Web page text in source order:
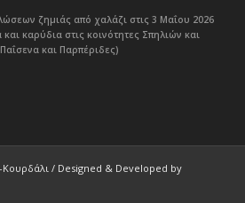
ζημιάς από χαλάζι στις 3 Μαΐου 2026
καρύδια στις κοινότητες Σπηλιών και
και Παρπέριδες)
Κουρδάλι / Designed & Developed by